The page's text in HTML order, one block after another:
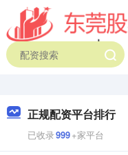
正规配资平台排行
已收录999+家平台